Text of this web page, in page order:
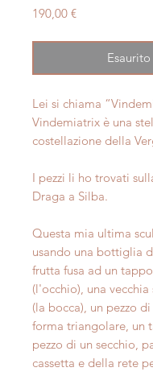
190,00 €Prezzo
Esaurito
Lei si chiama
Vindemiatrix è una
costellazione della
I pezzi li ho trovati
Draga a Silba.
Questa mia ultima
usando una bottiglia
frutta fusa ad un
(l'occhio), una
(la bocca), un pezzo
forma triangolare, un
pezzo di un secchio,
cassetta e della rete